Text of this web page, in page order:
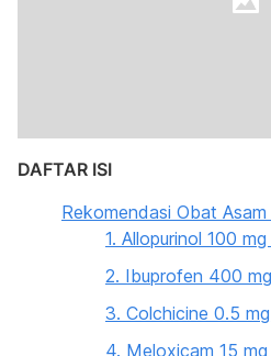
DAFTAR ISI
Rekomendasi Obat
1. Allopurinol 100
2. Ibuprofen 400
3. Colchicine 0.5
4. Meloxicam 15